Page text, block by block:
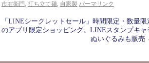
市右衛門 , 打ち立て麺, 自家製 パーマリンク
「LINEシークレットセール」時間限定・数量限
のアプリ限定ショッピング。LINEスタンプキャ
ぬいぐるみも販売